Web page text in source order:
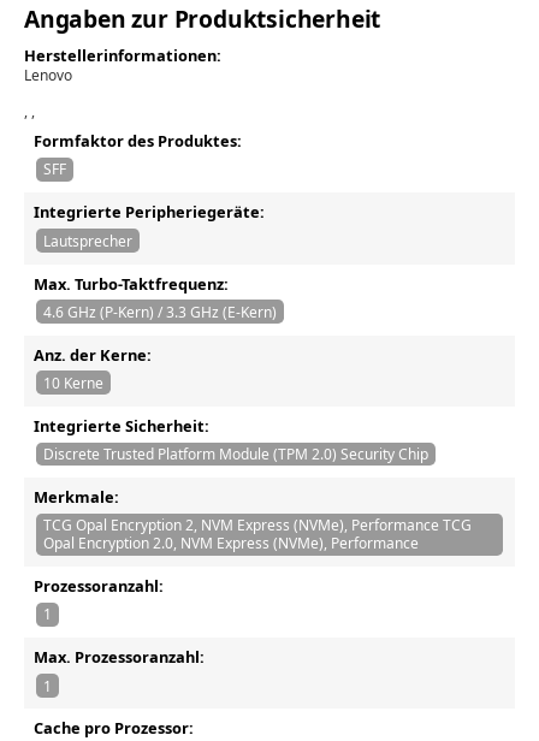
Angaben zur Produktsicherheit
Herstellerinformationen:
Lenovo
, ,
Formfaktor des Produktes:
SFF
Integrierte Peripheriegeräte:
Lautsprecher
Max. Turbo-Taktfrequenz:
4.6 GHz (P-Kern) / 3.3 GHz (E-Kern)
Anz. der Kerne:
10 Kerne
Integrierte Sicherheit:
Discrete Trusted Platform Module (TPM 2.0) Security Chip
Merkmale:
TCG Opal Encryption 2, NVM Express (NVMe), Performance TCG
Opal Encryption 2.0, NVM Express (NVMe), Performance
Prozessoranzahl:
1
Max. Prozessoranzahl:
1
Cache pro Prozessor: